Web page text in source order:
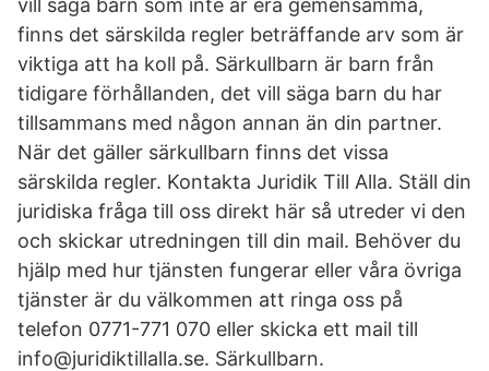
vill säga barn som inte är era gemensamma,
finns det särskilda regler beträffande arv som är
viktiga att ha koll på. Särkullbarn är barn från
tidigare förhållanden, det vill säga barn du har
tillsammans med någon annan än din partner.
När det gäller särkullbarn finns det vissa
särskilda regler. Kontakta Juridik Till Alla. Ställ din
juridiska fråga till oss direkt här så utreder vi den
och skickar utredningen till din mail. Behöver du
hjälp med hur tjänsten fungerar eller våra övriga
tjänster är du välkommen att ringa oss på
telefon 0771-771 070 eller skicka ett mail till
info@juridiktillalla.se. Särkullbarn.